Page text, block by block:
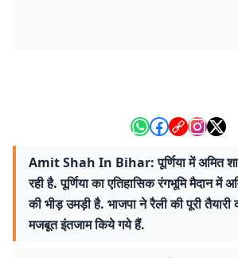
Amit Shah In Bihar: पूर्णिया में अमित
रही है. पूर्णिया का एतिहासिक रंगभूमि मैदान में
की भीड़ उमड़ी है. भाजपा ने रैली की पूरी तैयारी
मजबूत इंतजाम किये गये हैं.